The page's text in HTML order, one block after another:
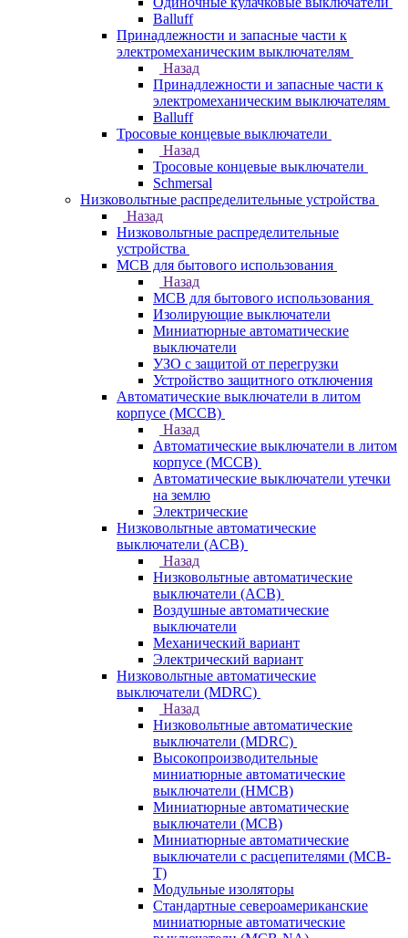
Balluff
Принадлежности и запасные части к
электромеханическим выключателям
Назад
Принадлежности и запасные части к
электромеханическим выключателям
Balluff
Тросовые концевые выключатели
Назад
Тросовые концевые выключатели
Schmersal
Низковольтные распределительные устройства
Назад
Низковольтные распределительные
устройства
MCB для бытового использования
Назад
MCB для бытового использования
Изолирующие выключатели
Миниатюрные автоматические
выключатели
УЗО с защитой от перегрузки
Устройство защитного отключения
Автоматические выключатели в литом
корпусе (MCCB)
Назад
Автоматические выключатели в литом
корпусе (MCCB)
Автоматические выключатели утечки
на землю
Электрические
Низковольтные автоматические
выключатели (ACB)
Назад
Низковольтные автоматические
выключатели (ACB)
Воздушные автоматические
выключатели
Механический вариант
Электрический вариант
Низковольтные автоматические
выключатели (MDRC)
Назад
Низковольтные автоматические
выключатели (MDRC)
Высокопроизводительные
миниатюрные автоматические
выключатели (HMCB)
Миниатюрные автоматические
выключатели (MCB)
Миниатюрные автоматические
выключатели с расцепителями (MCB-
T)
Модульные изоляторы
Стандартные североамериканские
миниатюрные автоматические